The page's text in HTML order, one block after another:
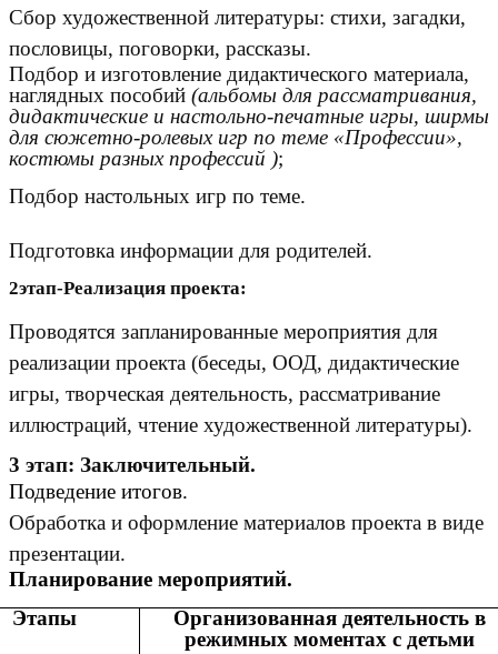
Сбор художественной литературы: стихи, загадки,
пословицы, поговорки, рассказы.
Подбор и изготовление дидактического материала,
наглядных пособий (альбомы для рассматривания,
дидактические и настольно-печатные игры, ширмы
для сюжетно-ролевых игр по теме «Профессии»,
костюмы разных профессий );
Подбор настольных игр по теме.
Подготовка информации для родителей.
2этап-Реализация проекта:
Проводятся запланированные мероприятия для
реализации проекта (беседы, ООД, дидактические
игры, творческая деятельность, рассматривание
иллюстраций, чтение художественной литературы).
3 этап: Заключительный.
Подведение итогов.
Обработка и оформление материалов проекта в виде
презентации.
Планирование мероприятий.
Этапы
Организованная деятельность в
режимных моментах с детьми